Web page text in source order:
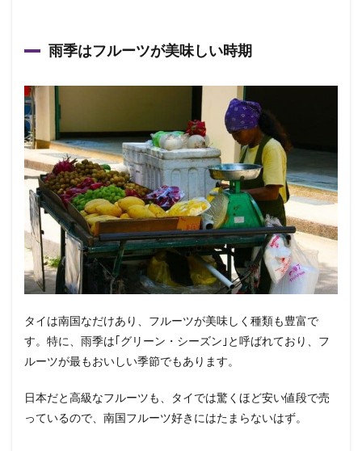
雨季はフルーツが美味しい時期
タイは南国なだけあり、フルーツが美味しく種類も豊富で
す。特に、雨季は｢グリーン・シーズン｣と呼ばれており、フ
ルーツが最もおいしい季節でもあります。
日本だと高級なフルーツも、タイでは驚くほど安い値段で売
っているので、南国フルーツ好きにはたまらないはず。